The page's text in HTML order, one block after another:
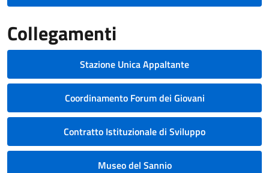
Collegamenti
Stazione Unica Appaltante
Coordinamento Forum dei Giovani
Contratto Istituzionale di Sviluppo
Museo del Sannio